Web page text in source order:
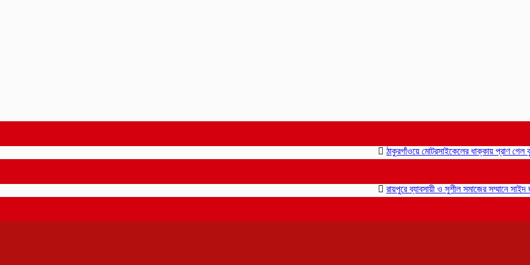
ঠাকুরগাঁওয়ে মোটরসাইকেলের ধাক্কায় প্রাণ গেল
রায়পুরে ব্যাবসায়ী ও সুশীল সমাজের সম্মানে সাইদ